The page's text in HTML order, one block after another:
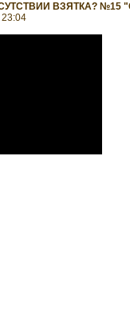
ВЗЯТКА? №15